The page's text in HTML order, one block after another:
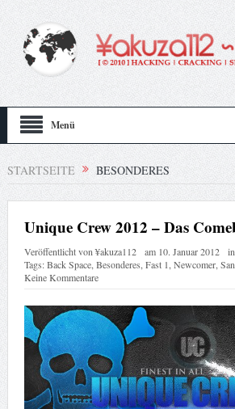
Menü
STARTSEITE BESONDERES
Unique Crew 2012 – Das
Veröffentlicht von¥akuza112 am 10. Januar 2012
Tags:Back Space, Besonderes Fast 1 Newcomer,
Keine Kommentare